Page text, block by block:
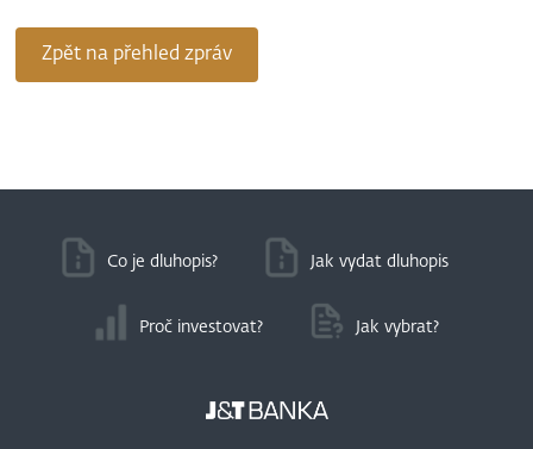
Zpět na přehled zpráv
Co je dluhopis? Jak vydat dluhopis
Proč investovat? Jak vybrat?